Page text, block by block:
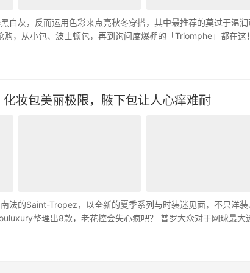
白灰，反而运用色彩来点亮秋冬穿搭，其中最推荐的莫过于温润
，从小包、波士顿包，再到询问度爆棚的「Triomphe」都在这
妆包美丽极限，腋下包让人心痒难耐
法的Saint-Tropez，以全新的夏季系列与时装迷见面，不只洋装
整理出8款，老花控会失心疯吧？ 普罗大众对于网球最大